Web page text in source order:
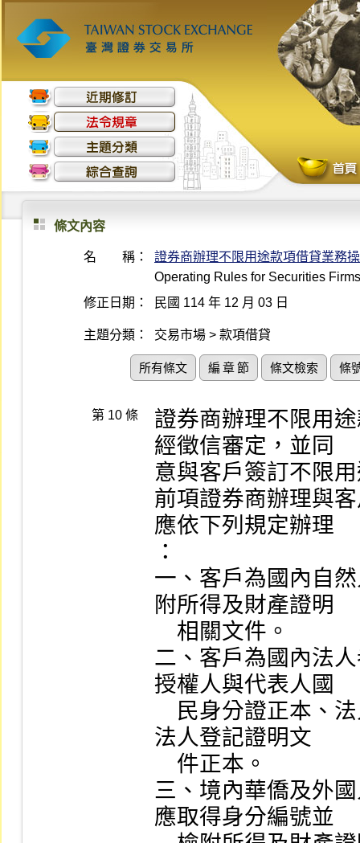
條文內容
名 稱：
證券商辦理不限用途款項借貸業務
Operating Rules for Securities
修正日期：
民國 114 年 12 月 03 日
主題分類： 交易市場 > 款項借貸
所有條文 編 章 節 條文檢索 條
第 10 條
證券商辦理不限用
經徵信審定，並同
意與客戶簽訂不限
前項證券商辦理與
應依下列規定辦理
：
一、客戶為國內自
附所得及財產證明
二、客戶為國內法
授權人與代表人國
法人登記證明文
三、境內華僑及外
應取得身分編號並